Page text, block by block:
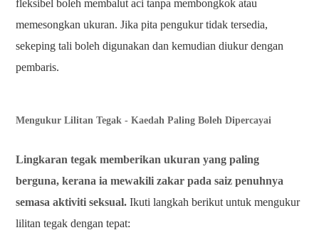
fleksibel boleh membalut aci tanpa membongkok atau
memesongkan ukuran. Jika pita pengukur tidak tersedia,
sekeping tali boleh digunakan dan kemudian diukur dengan
pembaris.
Mengukur Lilitan Tegak - Kaedah Paling Boleh Dipercayai
Lingkaran tegak memberikan ukuran yang paling
berguna, kerana ia mewakili zakar pada saiz penuhnya
semasa aktiviti seksual. Ikuti langkah berikut untuk mengukur
lilitan tegak dengan tepat: